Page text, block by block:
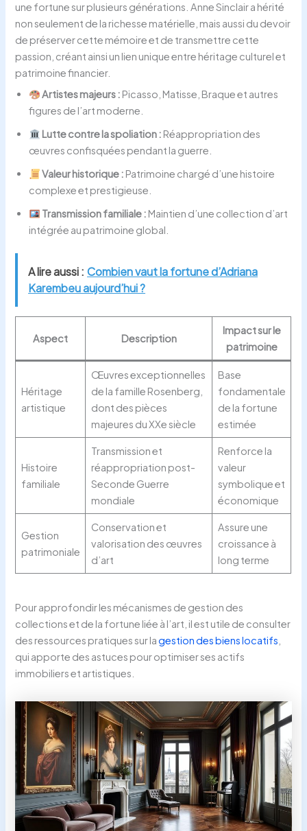
une fortune sur plusieurs générations. Anne Sinclair a hérité
non seulement de la richesse matérielle, mais aussi du devoir
de préserver cette mémoire et de transmettre cette
passion, créant ainsi un lien unique entre héritage culturel et
patrimoine financier.
Artistes majeurs : Picasso, Matisse, Braque et autres
figures de l’art moderne.
Lutte contre la spoliation : Réappropriation des
œuvres confisquées pendant la guerre.
Valeur historique : Patrimoine chargé d’une histoire
complexe et prestigieuse.
Transmission familiale : Maintien d’une collection d’art
intégrée au patrimoine global.
A lire aussi : Combien vaut la fortune d’Adriana
Karembeu aujourd’hui ?
Aspect Description
Impact sur le
patrimoine
Héritage
artistique
Œuvres exceptionnelles
de la famille Rosenberg,
dont des pièces
majeures du XXe siècle
Base
fondamentale
de la fortune
estimée
Histoire
familiale
Transmission et
réappropriation post-
Seconde Guerre
mondiale
Renforce la
valeur
symbolique et
économique
Gestion
patrimoniale
Conservation et
valorisation des œuvres
d’art
Assure une
croissance à
long terme
Pour approfondir les mécanismes de gestion des
collections et de la fortune liée à l’art, il est utile de consulter
des ressources pratiques sur lagestion des biens locatifs
qui apporte des astuces pour optimiser ses actifs
immobiliers et artistiques.